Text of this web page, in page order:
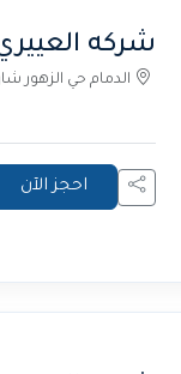
شركه
الدمام حي الزهور
احجز الآن